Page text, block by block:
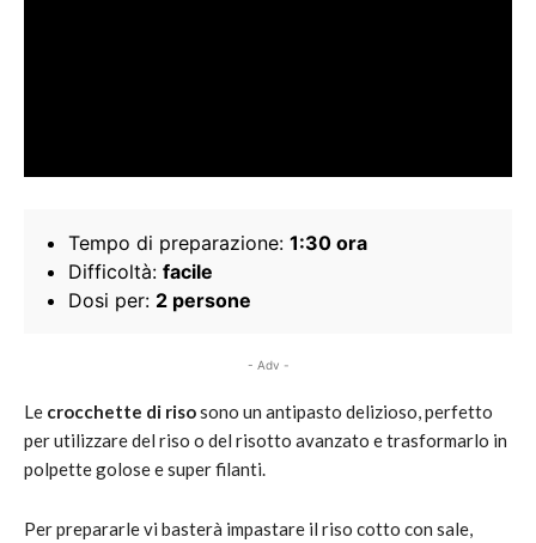
Tempo di preparazione: 1:30 ora
Difficoltà: facile
Dosi per: 2 persone
- Adv -
Le crocchette di risosono un antipasto delizioso, perfetto
per utilizzare del riso o del risotto avanzato e trasformarlo in
polpette golose e super filanti.
Per prepararle vi basterà impastare il riso cotto con sale,